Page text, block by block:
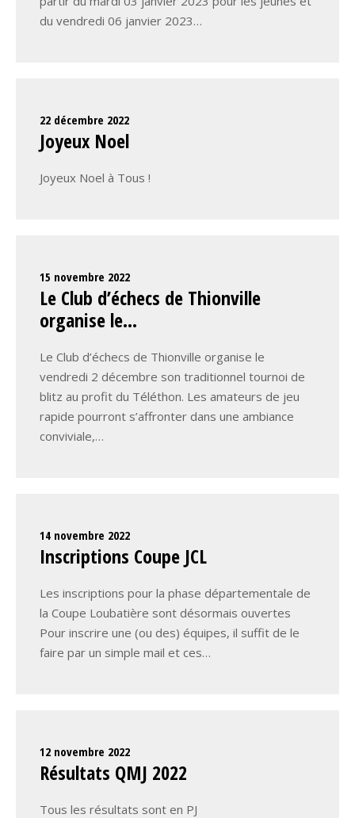
du vendredi 06 janvier 2023…
22 décembre 2022
Joyeux Noel
Joyeux Noel à Tous !
15 novembre 2022
Le Club d’échecs de Thionville
organise le…
Le Club d’échecs de Thionville organise le
vendredi 2 décembre son traditionnel tournoi de
blitz au profit du Téléthon. Les amateurs de jeu
rapide pourront s’affronter dans une ambiance
conviviale,…
14 novembre 2022
Inscriptions Coupe JCL
Les inscriptions pour la phase départementale de
la Coupe Loubatière sont désormais ouvertes
Pour inscrire une (ou des) équipes, il suffit de le
faire par un simple mail et ces…
12 novembre 2022
Résultats QMJ 2022
Tous les résultats sont en PJ